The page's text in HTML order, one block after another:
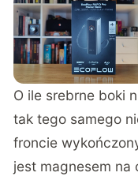
O ile srebrne boki
tak tego samego
froncie
jest magnesem na